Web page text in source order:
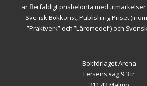
är flerfaldigt prisbelönta med
Svensk Bokkonst, Publishing-Priset
”Praktverk” och ”Läromedel”) och
Bokförlaget Arena
Fersens väg 9 3 tr